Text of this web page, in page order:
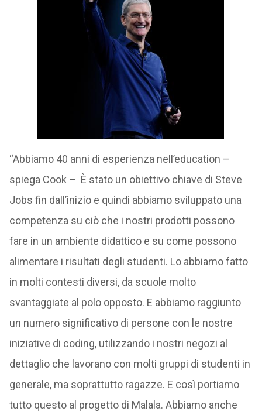
“Abbiamo 40 anni di esperienza nell’education –
spiega Cook – È stato un obiettivo chiave di Steve
Jobs fin dall’inizio e quindi abbiamo sviluppato una
competenza su ciò che i nostri prodotti possono
fare in un ambiente didattico e su come possono
alimentare i risultati degli studenti. Lo abbiamo fatto
in molti contesti diversi, da scuole molto
svantaggiate al polo opposto. E abbiamo raggiunto
un numero significativo di persone con le nostre
iniziative di coding, utilizzando i nostri negozi al
dettaglio che lavorano con molti gruppi di studenti in
generale, ma soprattutto ragazze. E così portiamo
tutto questo al progetto di Malala. Abbiamo anche